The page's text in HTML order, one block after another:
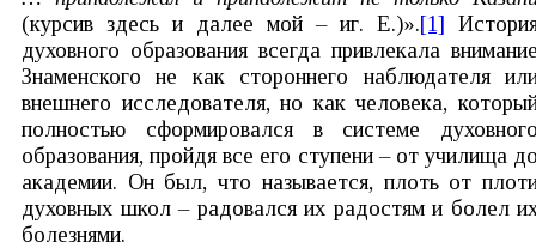
(курсив здесь и далее мой – иг. Е.)».[1]
духовного образования всегда привлекала
Знаменского не как стороннего наблюдателя
внешнего исследователя, но как человека,
полностью сформировался в системе
образования, пройдя все его ступени – от училища
академии. Он был, что называется, плоть от
духовных школ – радовался их радостям и болел
болезнями.